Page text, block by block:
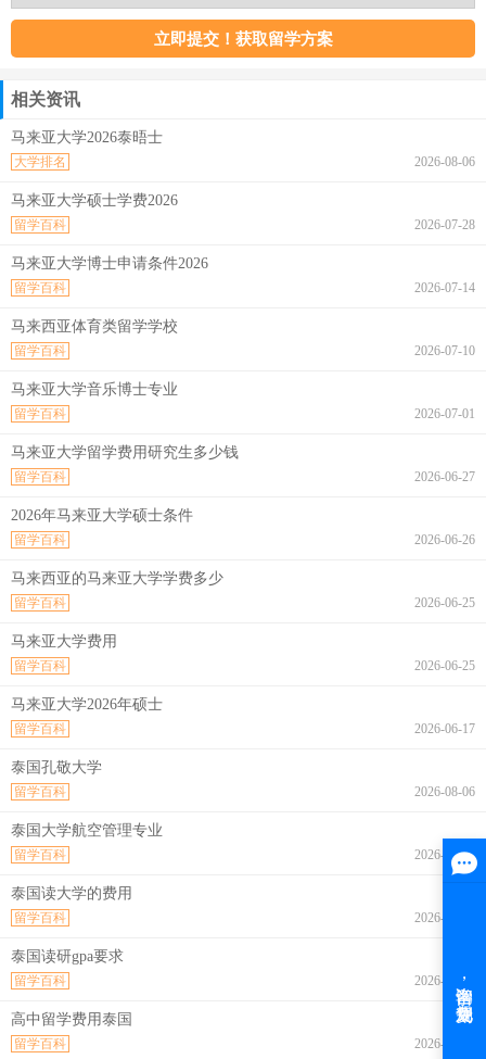
相关资讯
马来亚大学2026泰晤士
2026-08-06
大学排名
马来亚大学硕士学费2026
2026-07-28
留学百科
马来亚大学博士申请条件2026
2026-07-14
留学百科
马来西亚体育类留学学校
2026-07-10
留学百科
马来亚大学音乐博士专业
2026-07-01
留学百科
马来亚大学留学费用研究生多少钱
2026-06-27
留学百科
2026年马来亚大学硕士条件
2026-06-26
留学百科
马来西亚的马来亚大学学费多少
2026-06-25
留学百科
马来亚大学费用
2026-06-25
留学百科
马来亚大学2026年硕士
2026-06-17
留学百科
泰国孔敬大学
2026-08-06
留学百科
泰国大学航空管理专业
2026-08-06
留学百科
泰国读大学的费用
2026-08-06
留学百科
泰国读研gpa要求
2026-08-06
留学百科
高中留学费用泰国
2026-08-06
留学百科